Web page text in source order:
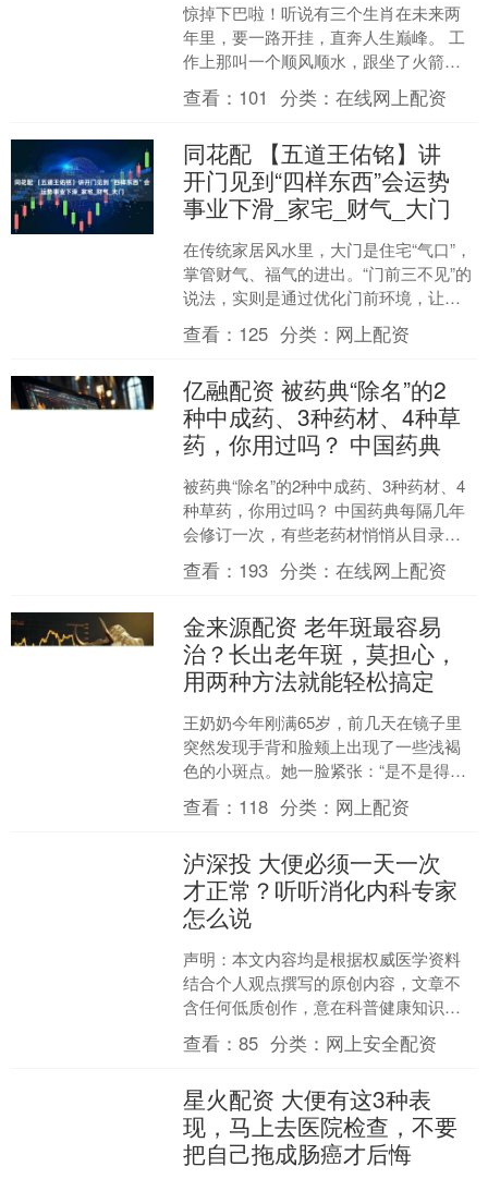
惊掉下巴啦！听说有三个生肖在未来两
年里，要一路开挂，直奔人生巅峰。 工
作上那叫一个顺风顺水，跟坐了火箭似
的；关键时刻，总有贵人从天而降，拉
他们一把；赚起钱来，更....
查看： 101 分类：在线网上配资
同花配 【五道王佑铭】讲
开门见到“四样东西”会运势
事业下滑_家宅_财气_大门
在传统家居风水里，大门是住宅“气口”，
掌管财气、福气的进出。“门前三不见”的
说法，实则是通过优化门前环境，让吉
祥宅气场顺畅，为家宅聚福纳财。 一、
不见镜子一-财....
查看： 125 分类： 网上配资
亿融配资 被药典“除名”的2
种中成药、3种药材、4种草
药，你用过吗？ 中国药典
被药典“除名”的2种中成药、3种药材、4
种草药，你用过吗？ 中国药典每隔几年
会修订一次，有些老药材悄悄从目录里
消失了，但民间还在用。这种做法挺危
险的，被药典移除....
查看： 193 分类：在线网上配资
金来源配资 老年斑最容易
治？长出老年斑，莫担心，
用两种方法就能轻松搞定
王奶奶今年刚满65岁，前几天在镜子里
突然发现手背和脸颊上出现了一些浅褐
色的小斑点。她一脸紧张：“是不是得了
病？会不会越来越多？” 其实，王奶奶的
情况非常常见——....
查看： 118 分类： 网上配资
泸深投 大便必须一天一次
才正常？听听消化内科专家
怎么说
声明：本文内容均是根据权威医学资料
结合个人观点撰写的原创内容，文章不
含任何低质创作，意在科普健康知识，
请知悉。 清晨七点半，王阿姨像往常一
样走进厕所，她发现自己....
查看：85 分类： 网上安全配资
星火配资 大便有这3种表
现，马上去医院检查，不要
把自己拖成肠癌才后悔